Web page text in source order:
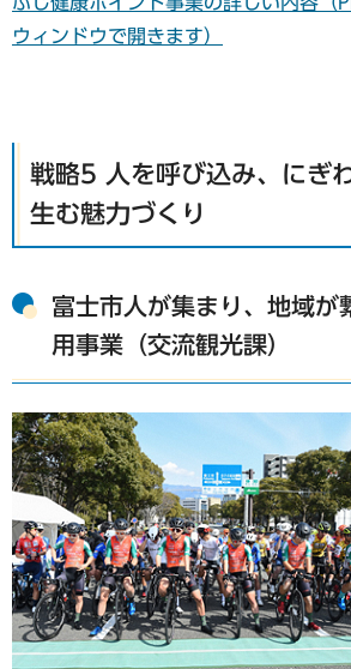
ウィンドウで開きます）
戦略5 人を呼び込み、にぎ
生む魅力づくり
富士市人が集まり、地域が
用事業（交流観光課）